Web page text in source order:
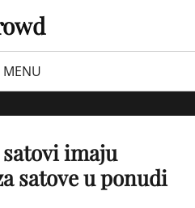
MENU
satovi imaju
satove u ponudi